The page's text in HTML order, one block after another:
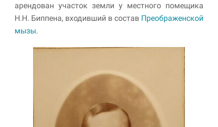
арендован участок земли у местного помещика
Н.Н. Биппена, входивший в состав Преображенской
мызы.